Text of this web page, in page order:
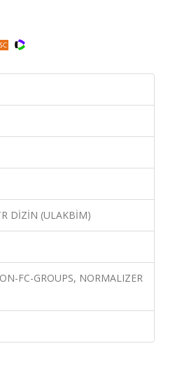
DİZİN (ULAKBİM)
FC-GROUPS, NORMALIZER